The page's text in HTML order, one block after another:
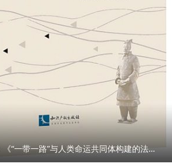
研究成果｜王瀚主编：《“一带一路”与人类命运共同体构建的法律与实践》